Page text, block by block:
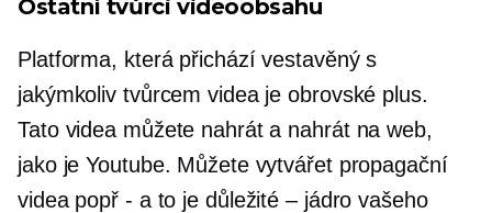
Ostatní tvůrci videoobsahu
Platforma, která přicházívestavěnýs
jakýmkoliv tvůrcem videa je obrovské plus.
Tato videa můžete nahrát a nahrát na web,
jako je Youtube. Můžete vytvářet propagační
videa popř - a to je důležité – jádro vašeho